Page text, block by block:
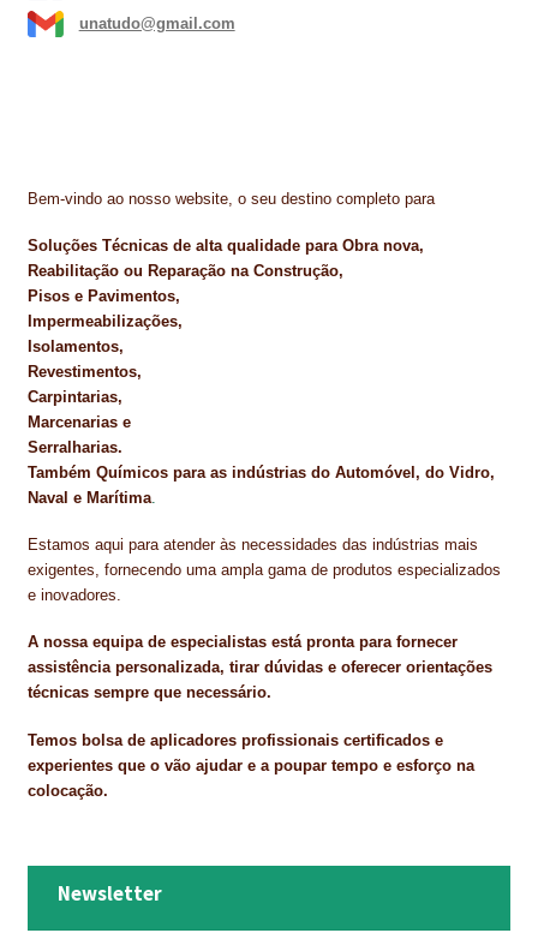
unatudo@gmail.com
Bem-vindo ao nosso website, o seu destino completo para
Soluções Técnicas de alta qualidade para Obra nova,
Reabilitação ou Reparação na Construção,
Pisos e Pavimentos,
Impermeabilizações,
Isolamentos,
Revestimentos,
Carpintarias,
Marcenarias e
Serralharias.
Também Químicos para as indústrias do Automóvel, do Vidro,
Naval e Marítima.
Estamos aqui para atender às necessidades das indústrias mais
exigentes, fornecendo uma ampla gama de produtos especializados
e inovadores.
A nossa equipa de especialistas está pronta para fornecer
assistência personalizada, tirar dúvidas e oferecer orientações
técnicas sempre que necessário.
Temos bolsa de aplicadores profissionais certificados e
experientes que o vão ajudar e a poupar tempo e esforço na
colocação.
Newsletter